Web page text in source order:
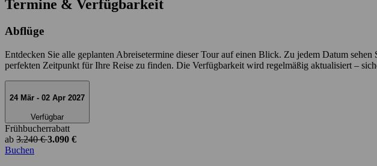
Termine & Verfügbarkeit
Abflüge
Entdecken Sie alle geplanten Abreisetermine dieser Tour auf einen Blick. Zu jedem Datum
perfekten Zeitpunkt für Ihre Reise zu finden. Die Verfügbarkeit wird regelmäßig aktualisiert –
24 Mär - 02 Apr 2027
Verfügbar
Frühbucherrabatt
ab 3.240 €3.090 €
Buchen